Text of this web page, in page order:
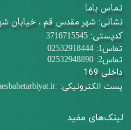
لینک‌های مفید
تماس باما
نشانی: شهر مقدس قم ، خیابان
کدپستی:3716715545
تماس1: 02532918444
تماس2: 02532948890
داخلی 169
پست الکترونیکی: :